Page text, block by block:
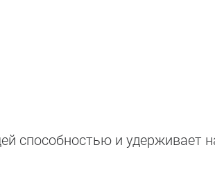
способностью и удерживает